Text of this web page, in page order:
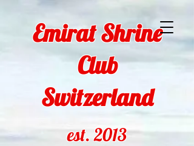
Emirat Shrine
Club
Switzerland
est. 2013